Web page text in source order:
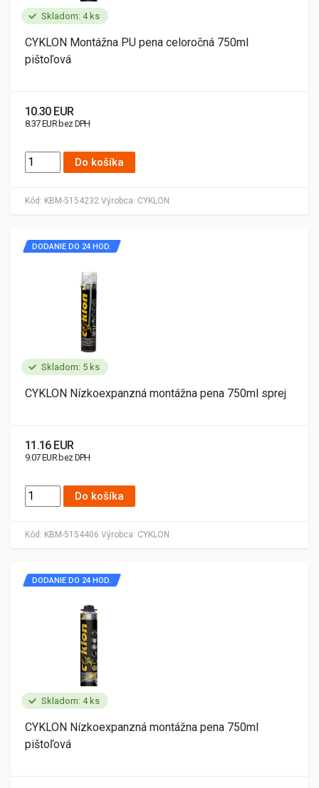
Skladom: 4 ks
Kód: KBM-5154232 Výrobca: CYKLON
CYKLON Montážna PU pena celoročná 750ml
pištoľová
10.30 EUR
8.37 EUR bez DPH
Do košíka
Skladom: 5 ks
Kód: KBM-5154406 Výrobca: CYKLON
DODANIE DO 24 HOD.
CYKLON Nízkoexpanzná montážna pena 750ml sprej
11.16 EUR
9.07 EUR bez DPH
Do košíka
Skladom: 4 ks
DODANIE DO 24 HOD.
CYKLON Nízkoexpanzná montážna pena 750ml
pištoľová